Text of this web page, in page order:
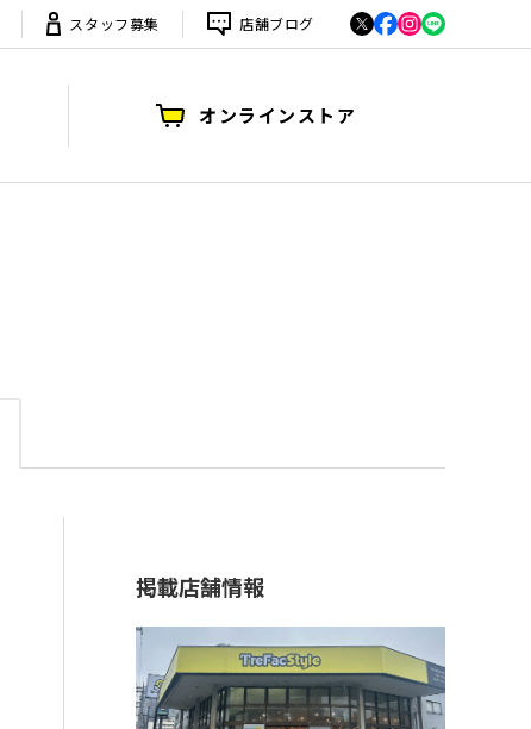
スタッフ募集 店舗ブログ
オンラインストア
掲載店舗情報